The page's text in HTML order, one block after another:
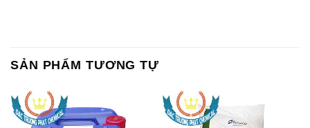
SẢN PHẨM TƯƠNG TỰ